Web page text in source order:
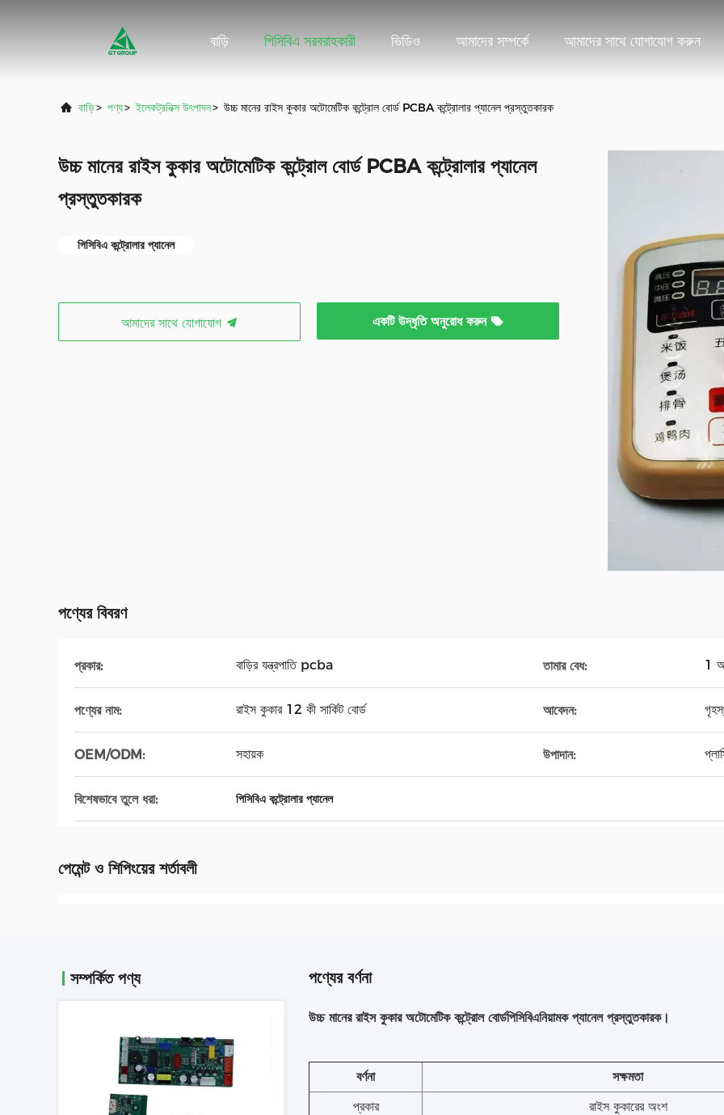
বাড়ি পিসিবিএ সরবরাহকারী ভিডিও আমাদের সম্পর্কে আমাদের সাথে যোগাযোগ করুন
বাড়ি> পণ্য> ইলেকট্রনিক্স উৎপাদন> উচ্চ মানের রাইস কুকার অটোমেটিক কন্ট্রোল বোর্ড PCBA কন্ট্রোলার প্যানেল প্রস্তুতকারক
উচ্চ মানের রাইস কুকার অটোমেটিক কন্ট্রোল বোর্ড PCBA কন্ট্রোলার প্যানেল
প্রস্তুতকারক
পিসিবিএ কন্ট্রোলার প্যানেল
আমাদের সাথে যোগাযোগ একটি উদ্ধৃতি অনুরোধ করুন
পণ্যের বিবরণ
প্রকার: বাড়ির যন্ত্রপাতি pcba তামার বেধ: 1
পণ্যের নাম: রাইস কুকার 12 কী সার্কিট বোর্ড আবেদন:
OEM/ODM: সহায়ক উপাদান:
বিশেষভাবে তুলে ধরা: পিসিবিএ কন্ট্রোলার প্যানেল
পেমেন্ট ও শিপিংয়ের শর্তাবলী
সম্পর্কিত পণ্য পণ্যের বর্ণনা
উচ্চ মানের রাইস কুকার অটোমেটিক কন্ট্রোল বোর্ডপিসিবিএনিয়ামক প্যানেল প্রস্তুতকারক।
বর্ণনা
সক্ষমতা
প্রকার
রাইস কুকারের অংশ